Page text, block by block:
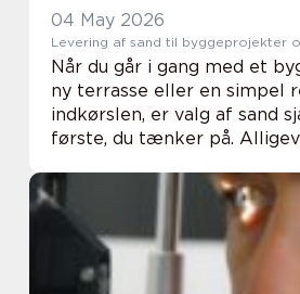
04 May 2026
Levering af sand til byggeprojekter
Når du går i gang med et
ny terrasse eller en simpel
indkørslen, er valg af sand
første, du tænker på.
bliver stabilt, holdbart og